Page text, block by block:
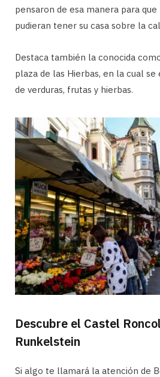
pensaron de esa manera para
pudieran tener su casa sobre la
Destaca también la conocida
plaza de las Hierbas, en la cual
de verduras, frutas y hierbas.
Descubre el Castel
Runkelstein
Si algo te llamará la atención de